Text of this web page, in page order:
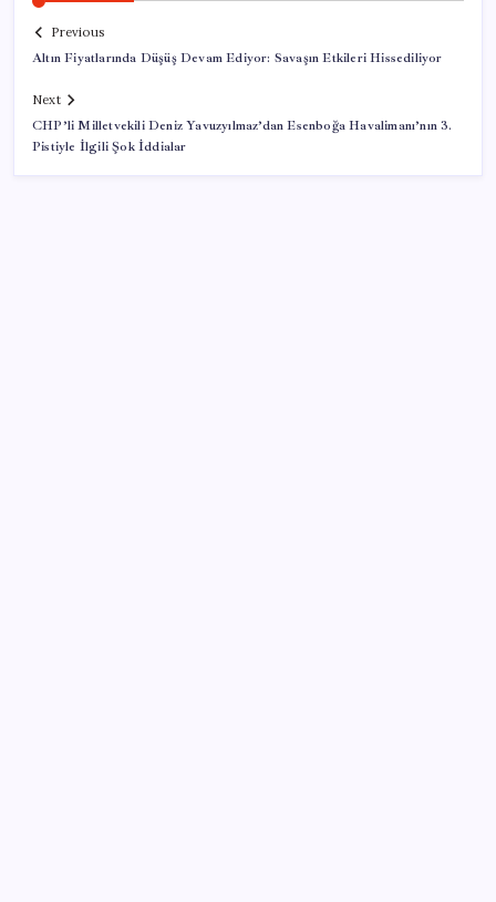
Previous
Altın Fiyatlarında Düşüş Devam Ediyor: Savaşın Etkileri Hissediliyor
Next
CHP’li Milletvekili Deniz Yavuzyılmaz’dan Esenboğa Havalimanı’nın 3.
Pistiyle İlgili Şok İddialar